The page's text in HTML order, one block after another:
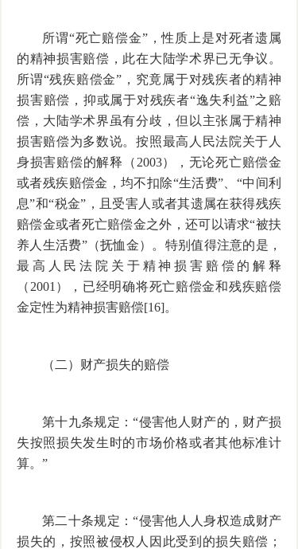
所谓“死亡赔偿金”，性质上是对死者遗属
的精神损害赔偿，此在大陆学术界已无争议。
所谓“残疾赔偿金”，究竟属于对残疾者的精神
损害赔偿，抑或属于对残疾者“逸失利益”之赔
偿，大陆学术界虽有分歧，但以主张属于精神
损害赔偿为多数说。按照最高人民法院关于人
身损害赔偿的解释（2003），无论死亡赔偿金
或者残疾赔偿金，均不扣除“生活费”、“中间利
息”和“税金”，且受害人或者其遗属在获得残疾
赔偿金或者死亡赔偿金之外，还可以请求“被扶
养人生活费”（抚恤金）。特别值得注意的是，
最高人民法院关于精神损害赔偿的解释
（2001），已经明确将死亡赔偿金和残疾赔偿
金定性为精神损害赔偿[16]。
（二）财产损失的赔偿
第十九条规定：“侵害他人财产的，财产损
失按照损失发生时的市场价格或者其他标准计
算。”
第二十条规定：“侵害他人人身权造成财产
损失的，按照被侵权人因此受到的损失赔偿；